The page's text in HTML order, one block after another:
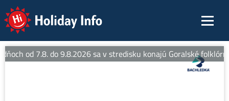
Holiday Info
od 7.8. do 9.8.2026 sa v stredisku konajú Goralské